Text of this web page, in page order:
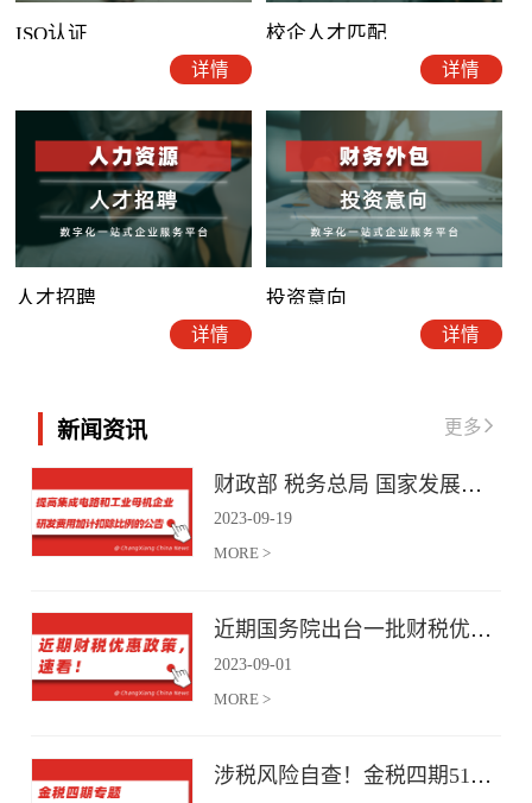
ISO认证
详情
校企人才匹配
详情
人才招聘
详情
投资意向
详情
新闻资讯 更多
财政部 税务总局 国家发展改革委 工业和信息化部关于提高集成电路和工业母机企业研发费用加计扣除比例的公告
2023-09-19
MORE >
近期国务院出台一批财税优惠政策，速看！
2023-09-01
MORE >
涉税风险自查！金税四期51项风险提示！